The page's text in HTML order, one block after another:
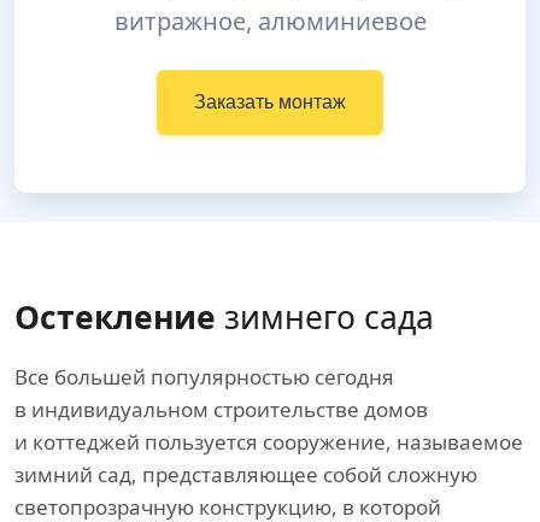
витражное, алюминиевое
Заказать монтаж
Остекление зимнего сада
Все большей популярностью сегодня
в индивидуальном строительстве домов
и коттеджей пользуется сооружение, называемое
зимний сад, представляющее собой сложную
светопрозрачную конструкцию, в которой